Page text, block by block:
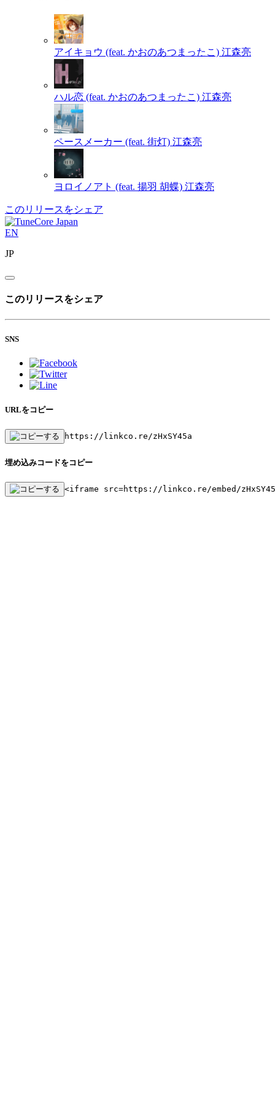
アイキョウ (feat. かおのあつまったこ) 江森亮
ハル恋 (feat. かおのあつまったこ) 江森亮
ペースメーカー (feat. 街灯) 江森亮
ヨロイノアト (feat. 揚羽 胡蝶) 江森亮
このリリースをシェア
EN
JP
このリリースをシェア
SNS
URLをコピー
https://linkco.re/zHxSY45a
埋め込みコードをコピー
<iframe src=https://linkco.re/embed/